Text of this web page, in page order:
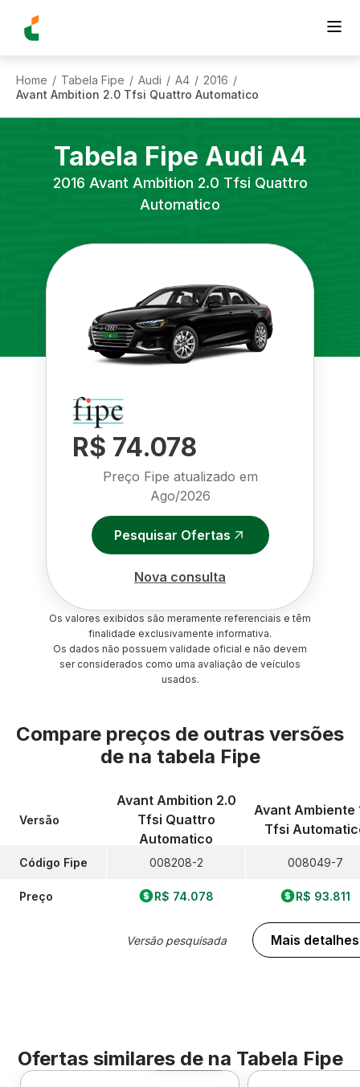
Home / Tabela Fipe / Audi / A4 / 2016 /
Avant Ambition 2.0 Tfsi Quattro Automatico
Tabela Fipe Audi A4
2016 Avant Ambition 2.0 Tfsi Quattro
Automatico
R$ 74.078
Preço Fipe atualizado em
Ago/2026
Pesquisar Ofertas
Nova consulta
Os valores exibidos são meramente referenciais e têm
finalidade exclusivamente informativa.
Os dados não possuem validade oficial e não devem
ser considerados como uma avaliação de veículos
usados.
Compare preços de outras versões
de na tabela Fipe
Versão
Código Fipe
Preço
Avant Ambition 2.0
Tfsi Quattro
Automatico
008208-2
R$ 74.078
Versão pesquisada
Avant Ambiente
Tfsi
008049-7
R$ 93.811
Mais detalhes
Ofertas similares de na Tabela Fipe
Foto 360º